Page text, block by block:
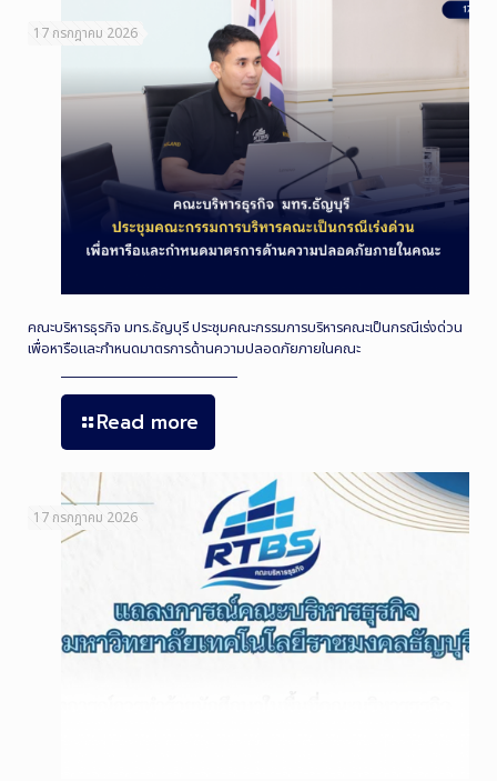
17 กรกฎาคม 2026
คณะบริหารธุรกิจ มทร.ธัญบุรี ประชุมคณะกรรมการบริหารคณะเป็นกรณีเร่งด่วน
เพื่อหารือและกำหนดมาตรการด้านความปลอดภัยภายในคณะ
Read more
17 กรกฎาคม 2026